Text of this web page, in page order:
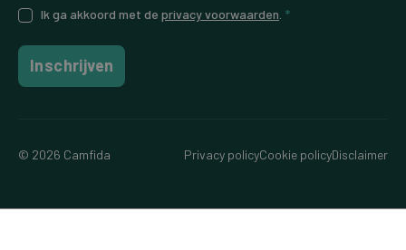
Ik ga akkoord met de privacy voorwaarden *
Inschrijven
© 2026 Camfida Privacy policyCookie policyDisclaimer